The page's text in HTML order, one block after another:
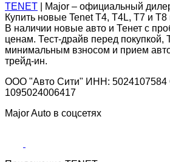
TENET | Major – официальный
Купить новые Tenet Т4, T4L, Т7 и Т8
В наличии новые авто и Тенет с
ценам. Тест-драйв перед покупкой,
минимальным взносом и прием
трейд-ин.
ООО "Авто Сити" ИНН:
1095024006417
Major Auto в соцсетях